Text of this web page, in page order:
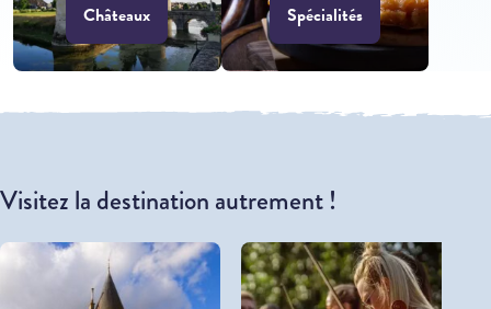
Châteaux Spécialités
Visitez la destination autrement !